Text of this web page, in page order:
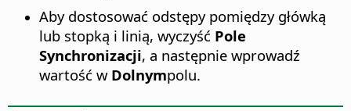
Aby dostosować odstępy pomiędzy główką
lub stopką i linią, wyczyść Pole
Synchronizacji, a następnie wprowadź
wartość wDolnympolu.